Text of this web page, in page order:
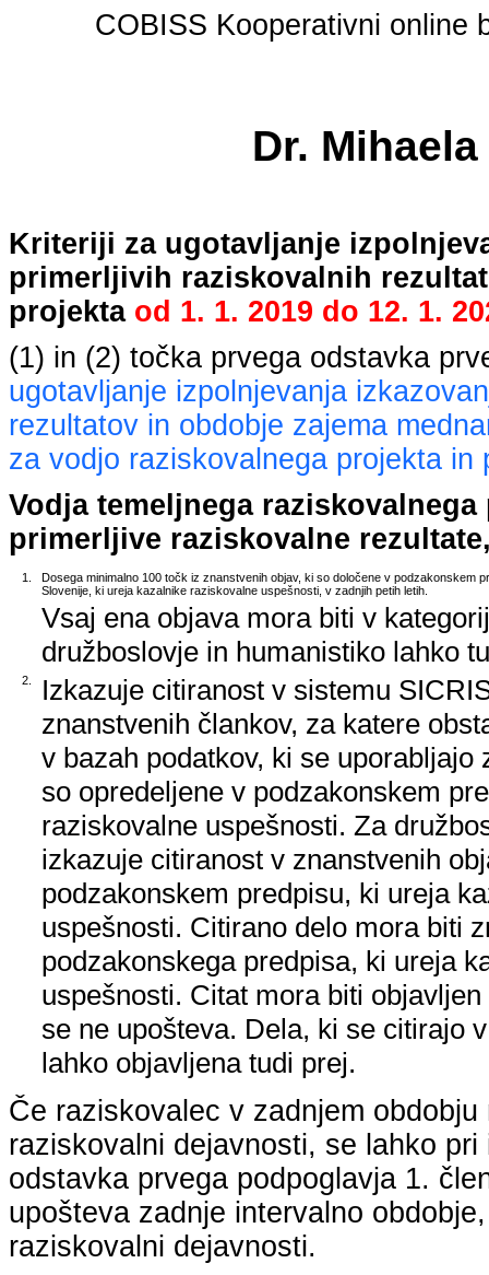
COBISS Kooperativni online
Dr.
Kriteriji za ugotavljanje
primerljivih raziskovalnih
projekta od 1. 1. 2019 do 12. 1.
(1) in (2) točka prvega odstavka
ugotavljanje izpolnjevanja
rezultatov in obdobje zajema
za vodjo raziskovalnega projekta in
Vodja temeljnega
primerljive raziskovalne
1.
Dosega minimalno 100 točk iz znanstvenih objav, ki so določene v podzakonskem
Slovenije, ki ureja kazalnike raziskovalne uspešnosti, v zadnjih petih letih.
Vsaj ena objava mora biti v
družboslovje in humanistiko lahko
2.
Izkazuje citiranost v sistemu
znanstvenih člankov, za katere
v bazah podatkov, ki se
so opredeljene v podzakonskem
raziskovalne uspešnosti. Za
izkazuje citiranost v znanstvenih
podzakonskem predpisu, ki ureja
uspešnosti. Citirano delo mora biti
podzakonskega predpisa, ki ureja
uspešnosti. Citat mora biti
se ne upošteva. Dela, ki se citirajo
lahko objavljena tudi prej.
Če raziskovalec v zadnjem
raziskovalni dejavnosti, se lahko
odstavka prvega podpoglavja 1.
upošteva zadnje intervalno
raziskovalni dejavnosti.